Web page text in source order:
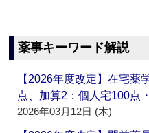
薬事キーワード解説
【2026年度改定】在宅薬
点、加算2：個人宅100点
2026年03月12日 (木)